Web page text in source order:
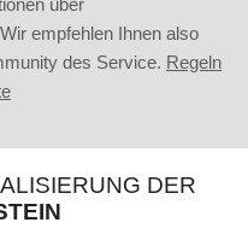
über
empfehlen Ihnen also
des Service. Regeln
DER